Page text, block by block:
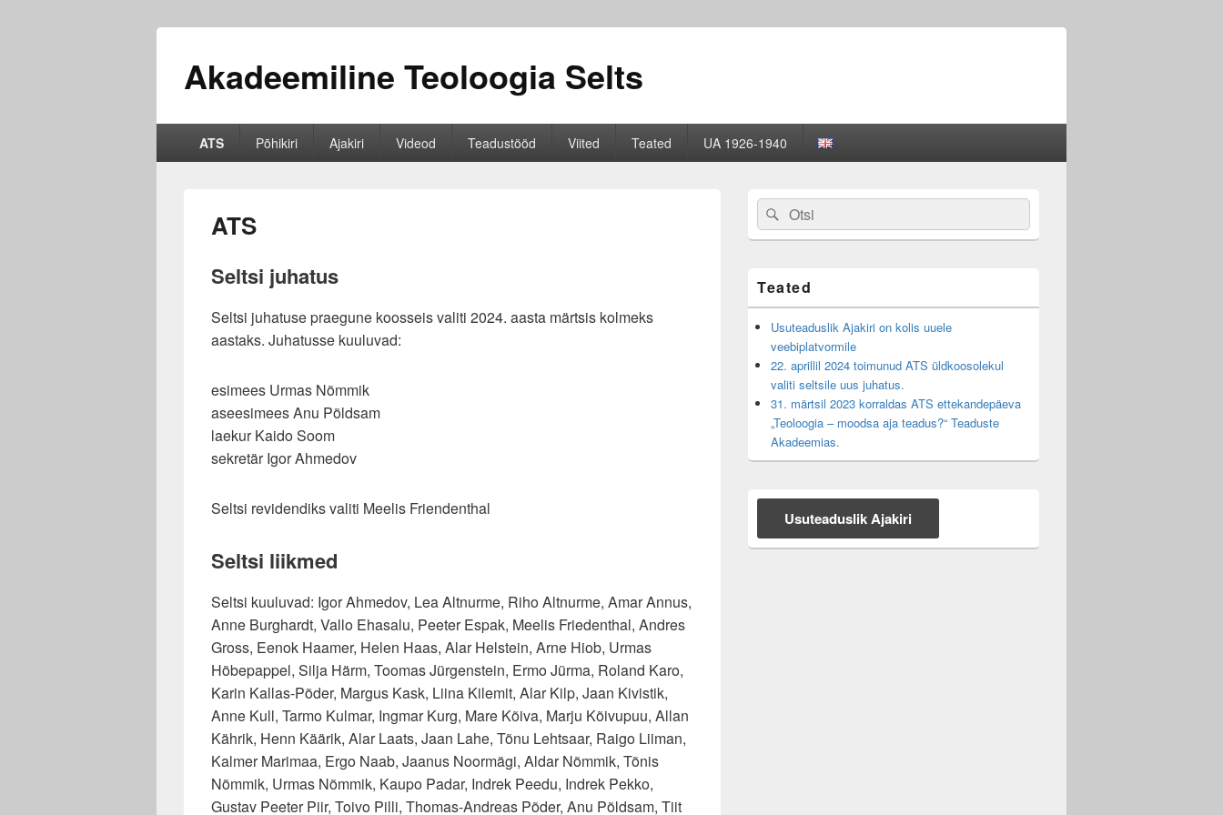
Akadeemiline Teoloogia Selts
ATS Põhikiri Ajakiri Videod Teadustööd Viited Teated UA 1926-1940
ATS
Seltsi juhatus
Seltsi juhatuse praegune koosseis valiti 2024. aasta märtsis kolmeks
aastaks. Juhatusse kuuluvad:
esimees Urmas Nõmmik
aseesimees Anu Põldsam
laekur Kaido Soom
sekretär Igor Ahmedov
Seltsi revidendiks valiti Meelis Friendenthal
Seltsi liikmed
Seltsi kuuluvad: Igor Ahmedov, Lea Altnurme, Riho Altnurme, Amar Annus,
Anne Burghardt, Vallo Ehasalu, Peeter Espak, Meelis Friedenthal, Andres
Gross, Eenok Haamer, Helen Haas, Alar Helstein, Arne Hiob, Urmas
Hõbepappel, Silja Härm, Toomas Jürgenstein, Ermo Jürma, Roland Karo,
Karin Kallas-Põder, Margus Kask, Liina Kilemit, Alar Kilp, Jaan Kivistik,
Anne Kull, Tarmo Kulmar, Ingmar Kurg, Mare Kõiva, Marju Kõivupuu, Allan
Kährik, Henn Käärik, Alar Laats, Jaan Lahe, Tõnu Lehtsaar, Raigo Liiman,
Kalmer Marimaa, Ergo Naab, Jaanus Noormägi, Aldar Nõmmik, Tõnis
Nõmmik, Urmas Nõmmik, Kaupo Padar, Indrek Peedu, Indrek Pekko,
Gustav Peeter Piir, Toivo Pilli, Thomas-Andreas Põder, Anu Põldsam, Tiit
Primary
Sidebar
Widget
Area
Search
for:
Search
Teated
Usuteaduslik Ajakiri on kolis uuele
veebiplatvormile
22. aprillil 2024 toimunud ATS üldkoosolekul
valiti seltsile uus juhatus.
31. märtsil 2023 korraldas ATS ettekandepäeva
„Teoloogia – moodsa aja teadus?“ Teaduste
Akadeemias.
Usuteaduslik Ajakiri